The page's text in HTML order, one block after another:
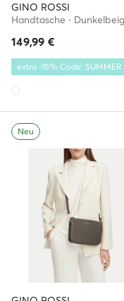
GINO ROSSI
Handtasche ·
149,99 €
extra -15% Code: SUMMER
Neu